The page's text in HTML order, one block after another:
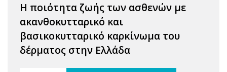
Η ποιότητα ζωής των ασθενών με
ακανθοκυτταρικό και
βασικοκυτταρικό καρκίνωμα του
δέρματος στην Ελλάδα